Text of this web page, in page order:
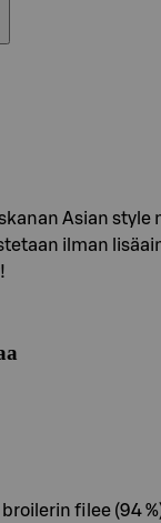
Asian style
ilman
filee (94